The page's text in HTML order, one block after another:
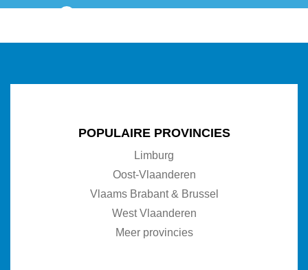
POPULAIRE PROVINCIES
Limburg
Oost-Vlaanderen
Vlaams Brabant & Brussel
West Vlaanderen
Meer provincies